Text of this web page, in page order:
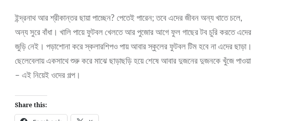
ইন্দ্রনাথ আর শ্রীকান্তর ছায়া পাচ্ছেন? পেতেই পারেন; তবে এদের জীবন অন্য খাতে চলে,
অন্য সুরে বাঁধা। খালি পায়ে ফুটবল খেলতে আর পুজোর আগে ফুল গাছের টব চুরি করতে এদের
জুড়ি নেই। পড়াশোনা করে স্কলারশিপও পায় আবার স্কুলের ফুটবল টিম হবে না এদের ছাড়া।
ছেলেবেলায় একসাথে শুরু করে মাঝে ছাড়াছড়ি হয়ে শেষে আবার দুজনের দুজনকে খুঁজে পাওয়া
– এই নিয়েই ওদের গল্প।
Share this: